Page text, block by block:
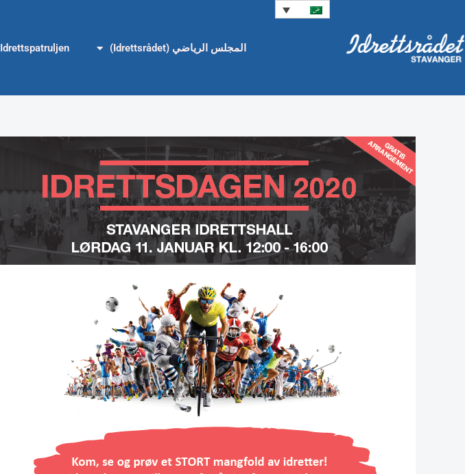
المحتوى
المجلس الرياضي (Idrettsrådet) Idrettspatruljen (دورية الرياضية)